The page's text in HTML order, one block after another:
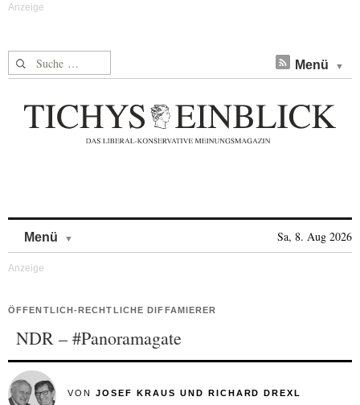
Suche nach: Menü
Menü Sa, 8. Aug 2026
ÖFFENTLICH-RECHTLICHE DIFFAMIERER
NDR – #Panoramagate
VON JOSEF KRAUS UND RICHARD DREXL